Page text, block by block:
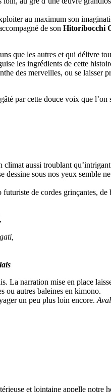
au maximum son
de son Hitoribocchi
que les autres et qui délivre
les ingrédients de cette
des merveilles, ou se laisser
par cette douce voix que l’on
aussi troublant
sous nos yeux semble
de cordes grinçantes, de
La narration mise en place
ou autres baleines en kimono.
un peu plus loin encore.
et lointaine appelle notre